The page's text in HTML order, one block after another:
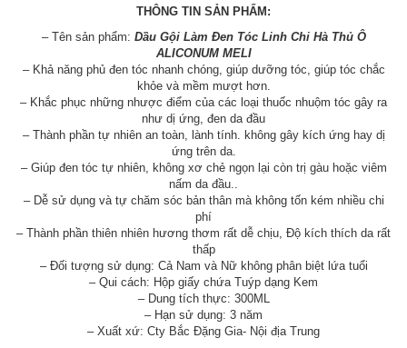
THÔNG TIN SẢN PHẨM:
– Tên sản phẩm: Dầu Gội Làm Đen Tóc Linh Chi Hà Thủ Ô
ALICONUM MELI
– Khả năng phủ đen tóc nhanh chóng, giúp dưỡng tóc, giúp tóc chắc
khỏe và mềm mượt hơn.
– Khắc phục những nhược điểm của các loại thuốc nhuộm tóc gây ra
như dị ứng, đen da đầu
– Thành phần tự nhiên an toàn, lành tính. không gây kích ứng hay dị
ứng trên da.
– Giúp đen tóc tự nhiên, không xơ chẻ ngọn lại còn trị gàu hoặc viêm
nấm da đầu..
– Dễ sử dụng và tự chăm sóc bản thân mà không tốn kém nhiều chi
phí
– Thành phần thiên nhiên hương thơm rất dễ chịu, Độ kích thích da rất
thấp
– Đối tượng sử dụng: Cả Nam và Nữ không phân biệt lứa tuổi
– Qui cách: Hộp giấy chứa Tuýp dạng Kem
– Dung tích thực: 300ML
– Hạn sử dụng: 3 năm
– Xuất xứ: Cty Bắc Đặng Gia- Nội địa Trung